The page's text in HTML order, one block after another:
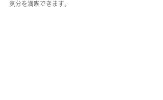
気分を満喫できます。